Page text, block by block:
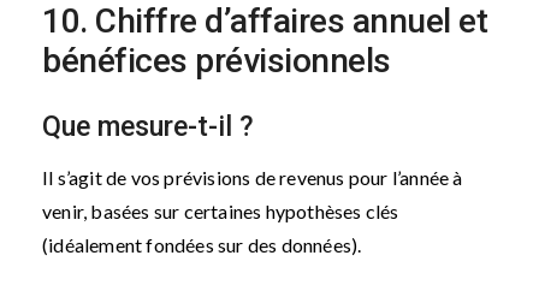
10. Chiffre d’affaires annuel et
bénéfices prévisionnels
Que mesure-t-il ?
Il s’agit de vos prévisions de revenus pour l’année à
venir, basées sur certaines hypothèses clés
(idéalement fondées sur des données).